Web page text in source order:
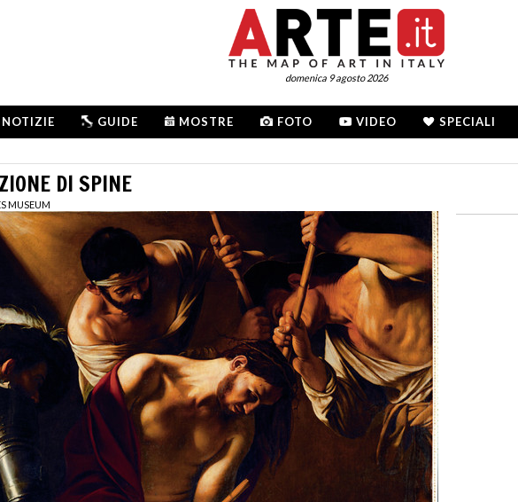
domenica 9 agosto 2026
NOTIZIE GUIDE MOSTRE FOTO VIDEO SPECIALI
DI SPINE
MUSEUM